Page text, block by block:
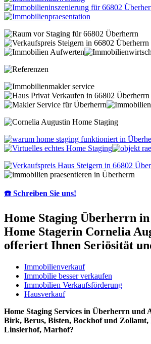
☎️ Schreiben Sie uns!
Home Staging Überherrn
Home Stagerin Cornelia
offeriert Ihnen Seriösität
Immobilienverkauf
Immobilie besser verkaufen
Immobilien Verkaufsförderung
Hausverkauf
Home Staging Services in Überherrn und
Birk, Berus, Bisten, Bockhof und Zollamt,
Linslerhof, Marhof?